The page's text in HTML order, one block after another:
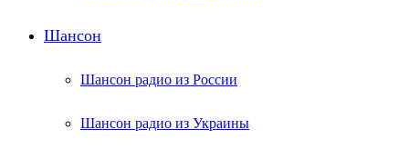
Шансон
Шансон радио из России
Шансон радио из Украины